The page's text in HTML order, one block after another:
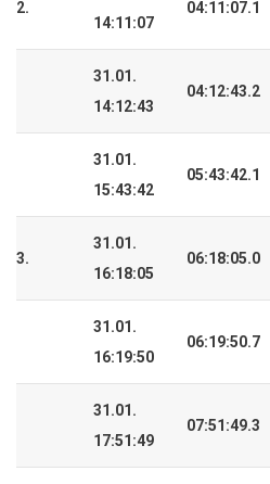
2.
14:11:07
04:11:07.1
31.01.
14:12:43
04:12:43.2
31.01.
15:43:42
05:43:42.1
3.
31.01.
16:18:05
06:18:05.0
31.01.
16:19:50
06:19:50.7
31.01.
17:51:49
07:51:49.3